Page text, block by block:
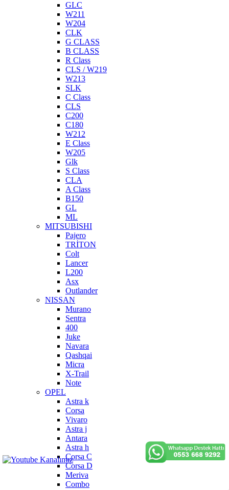
GLC
W211
W204
CLK
G CLASS
B CLASS
R Class
CLS / W219
W213
SLK
C Class
CLS
C200
C180
W212
E Class
W205
Glk
S Class
CLA
A Class
B150
GL
ML
MITSUBISHI
Pajero
TRİTON
Colt
Lancer
L200
Asx
Outlander
NISSAN
Murano
Sentra
400
Juke
Navara
Qashqai
Micra
X-Trail
Note
OPEL
Astra k
Corsa
Vivaro
Astra j
Antara
Astra h
Corsa C
Corsa D
Meriva
Combo